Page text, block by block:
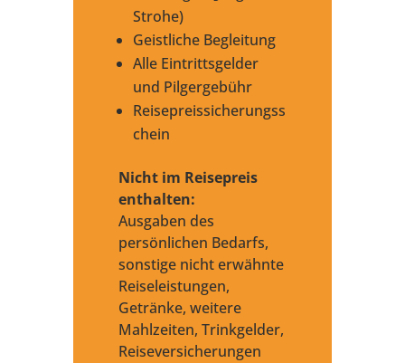
Strohe)
Geistliche Begleitung
Alle Eintrittsgelder
und Pilgergebühr
Reisepreissicherungss
chein
Nicht im Reisepreis
enthalten:
Ausgaben des
persönlichen Bedarfs,
sonstige nicht erwähnte
Reiseleistungen,
Getränke, weitere
Mahlzeiten, Trinkgelder,
Reiseversicherungen